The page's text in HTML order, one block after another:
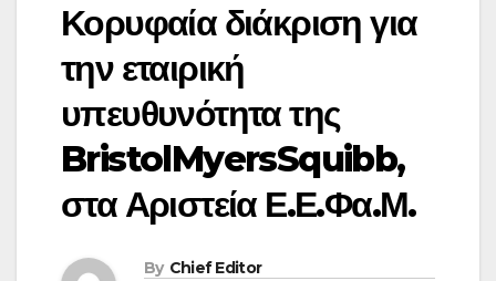
Κορυφαία διάκριση για
την εταιρική
υπευθυνότητα της
BristolMyersSquibb,
στα Αριστεία Ε.Ε.Φα.Μ.
By Chief Editor